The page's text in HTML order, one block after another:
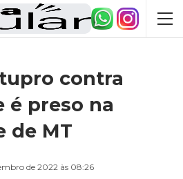
contra
é preso na
de MT
de 2022 às 08:26